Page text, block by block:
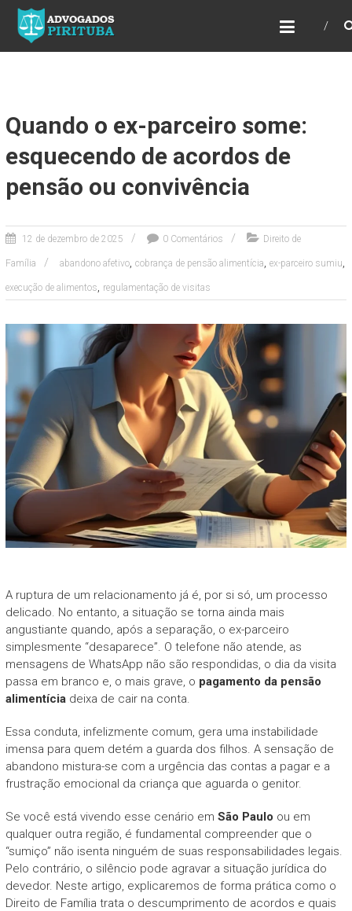
ADVOGADOS PIRITUBA
Precisando de advogado? Entre em contato!
Fazemos toda a assessoria que você
Quando o ex-parceiro some:
esquecendo de acordos de
pensão ou convivência
12 de dezembro de 2025 0 Comentários Direito de
Família abandono afetivo, cobrança de pensão alimentícia, ex-parceiro sumiu,
execução de alimentos, regulamentação de visitas
A ruptura de um relacionamento já é, por si só, um processo
delicado. No entanto, a situação se torna ainda mais
angustiante quando, após a separação, o ex-parceiro
simplesmente “desaparece”. O telefone não atende, as
mensagens de WhatsApp não são respondidas, o dia da visita
passa em branco e, o mais grave, o pagamento da pensão
alimentíciadeixa de cair na conta.
Essa conduta, infelizmente comum, gera uma instabilidade
imensa para quem detém a guarda dos filhos. A sensação de
abandono mistura-se com a urgência das contas a pagar e a
frustração emocional da criança que aguarda o genitor.
Se você está vivendo esse cenário em São Paulo ou em
qualquer outra região, é fundamental compreender que o
“sumiço” não isenta ninguém de suas responsabilidades legais.
Pelo contrário, o silêncio pode agravar a situação jurídica do
devedor. Neste artigo, explicaremos de forma prática como o
Direito de Família trata o descumprimento de acordos e quais